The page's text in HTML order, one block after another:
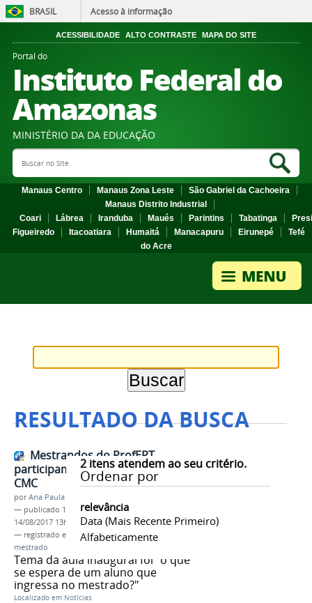
BRASIL Acesso à informação
ACESSIBILIDADE ALTO CONTRASTE MAPA DO SITE
Portal do
Instituto Federal do
Amazonas
MINISTÉRIO DA DA EDUCAÇÃO
Search Site
Manaus Centro Manaus Zona Leste
São Gabriel da Cachoeira
Manaus Distrito Industrial
Coari
Lábrea Iranduba Maués Parintins Tabatinga
Figueiredo
Itacoatiara Humaitá Manacapuru Eirunepé
Tefé
do Acre
RESULTADO DA BUSCA
2itens atendem ao seu critério.
Ordenar por
relevância
Data (mais Recente Primeiro)
Alfabeticamente
Mestrandos do ProfEPT
participam de aula inaugural no
CMC
porAna Paula Batista
— publicado 14/08/2017—última modificação
14/08/2017 13h31
— registrado em:
ProfEPT,aula inaugural
mestrado
Tema da aula inaugural foi "o que
se espera de um aluno que
ingressa no mestrado?"
Localizado em Notícias